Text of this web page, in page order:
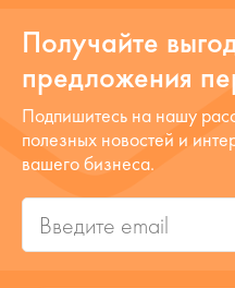
Получайте
предложения
Подпишитесь на нашу
полезных новостей и
вашего бизнеса.